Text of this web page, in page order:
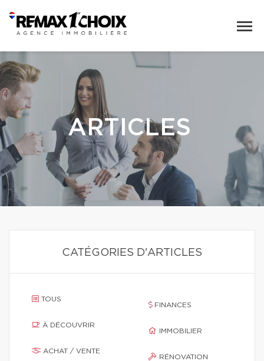
ARTICLES
CATÉGORIES D'ARTICLES
TOUS
À DÉCOUVRIR
ACHAT / VENTE
FINANCES
IMMOBILIER
RÉNOVATION